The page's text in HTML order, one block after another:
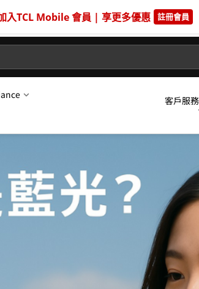
新會員首購滿$2,000，立折$300 加入會員
客戶服